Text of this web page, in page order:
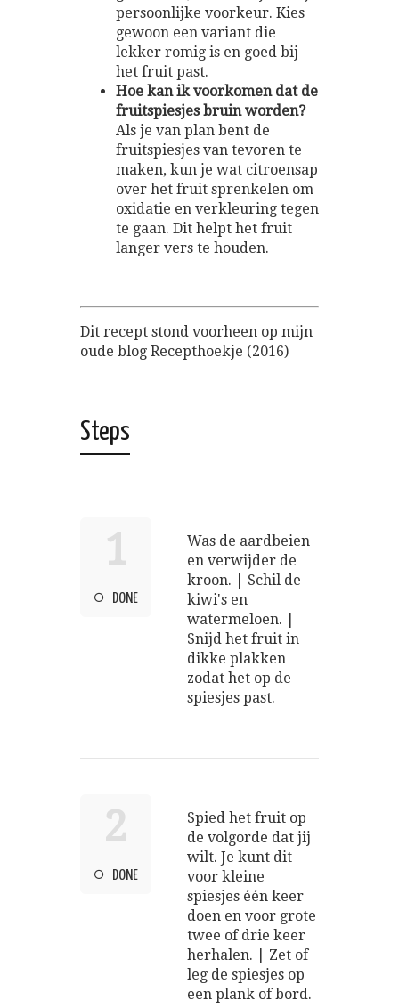
persoonlijke voorkeur. Kies
gewoon een variant die
lekker romig is en goed bij
het fruit past.
Hoe kan ik voorkomen dat de
fruitspiesjes bruin worden?
Als je van plan bent de
fruitspiesjes van tevoren te
maken, kun je wat citroensap
over het fruit sprenkelen om
oxidatie en verkleuring tegen
te gaan. Dit helpt het fruit
langer vers te houden.
Dit recept stond voorheen op mijn
oude blog Recepthoekje (2016)
Steps
1
DONE
Was de aardbeien
en verwijder de
kroon. | Schil de
kiwi's en
watermeloen. |
Snijd het fruit in
dikke plakken
zodat het op de
spiesjes past.
2
DONE
Spied het fruit op
de volgorde dat jij
wilt. Je kunt dit
voor kleine
spiesjes één keer
doen en voor grote
twee of drie keer
herhalen. | Zet of
leg de spiesjes op
een plank of bord.